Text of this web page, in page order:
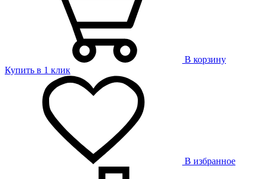
В корзину
Купить в 1 клик
В избранное